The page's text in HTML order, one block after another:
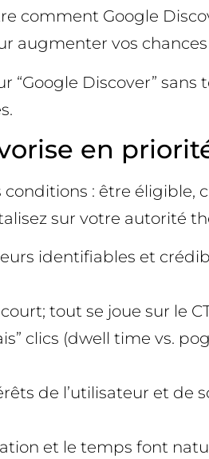
comment Google
augmenter vos
Discover”
en
: être éligible,
sur votre autorité
identifiables et
tout se joue sur le
clics (dwell time vs.
de l’utilisateur et de
et le temps font